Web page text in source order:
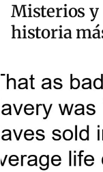
Misterios y
historia